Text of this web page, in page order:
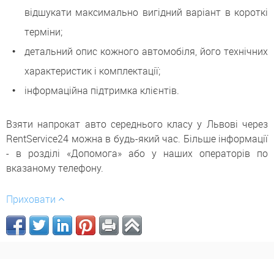
відшукати максимально вигідний варіант в короткі
терміни;
детальний опис кожного автомобіля, його технічних
характеристик і комплектації;
інформаційна підтримка клієнтів.
Взяти напрокат авто середнього класу у Львові через
RentService24 можна в будь-який час. Більше інформації
- в розділі «Допомога» або у наших операторів по
вказаному телефону.
Приховати